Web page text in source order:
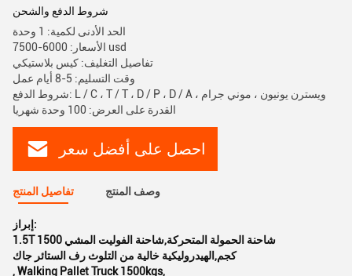
شروط الدفع والشحن
الحد الأدنى لكمية: 1 وحدة
الأسعار: 6000-7500 usd
تفاصيل التغليف: كيس بلاستيكي
وقت التسليم: 5-8 أيام عمل
شروط الدفع: L / C ، T / T ، D / P ، D / A ، ويسترن يونيون ، موني جرام
القدرة على العرض: 100 وحدة شهريا
احصل على أفضل سعر
تفاصيل المنتج وصف المنتج
إبراز:
1.5T شاحنة الحمولة المتحركة,شاحنة الفوليت المشي 1500
كجم,الهيدروليكية خالية من التلوث رف الستائر جاك
,Walking Pallet Truck 1500kgs,